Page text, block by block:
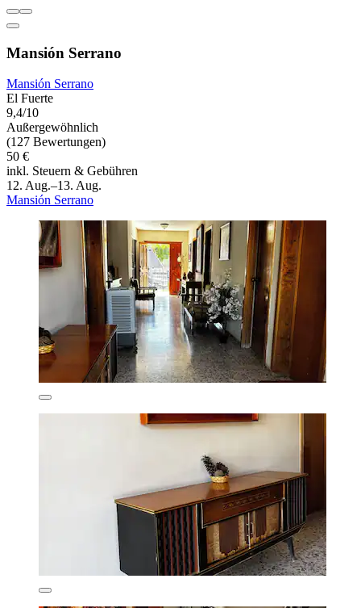
Mansión Serrano
Mansión Serrano
El Fuerte
9,4/10
Außergewöhnlich
(127 Bewertungen)
50 €
inkl. Steuern & Gebühren
12. Aug.–13. Aug.
Mansión Serrano